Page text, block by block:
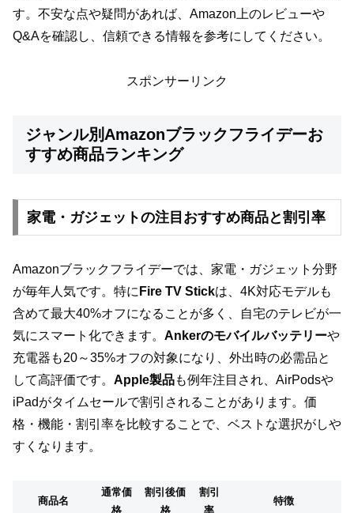
す。不安な点や疑問があれば、Amazon上のレビューや
Q&Aを確認し、信頼できる情報を参考にしてください。
スポンサーリンク
ジャンル別Amazonブラックフライデーお
すすめ商品ランキング
家電・ガジェットの注目おすすめ商品と割引率
Amazonブラックフライデーでは、家電・ガジェット分野
が毎年人気です。特に Fire TV Stickは、4K対応モデルも
含めて最大40%オフになることが多く、自宅のテレビが一
気にスマート化できます。 Ankerのモバイルバッテリーや
充電器も20～35%オフの対象になり、外出時の必需品と
して高評価です。 Apple製品も例年注目され、AirPodsや
iPadがタイムセールで割引されることがあります。価
格・機能・割引率を比較することで、ベストな選択がしや
すくなります。
商品名
通常価
格
割引後価
格
割引
率
特徴